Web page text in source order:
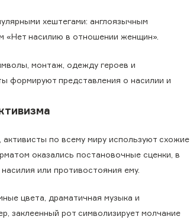
хештегами: англоязычным
«Нет насилию в отношении женщин».
монтаж, одежду героев и
формируют представления о насилии и
активисты по всему миру используют схожие
оказались постановочные сценки, в
или противостояния ему.
цвета, драматичная музыка и
заклеенный рот символизирует молчание